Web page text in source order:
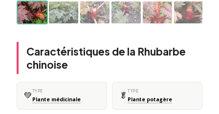
Caractéristiques de la Rhubarbe
chinoise
💚TYPE
Plante médicinale 🥬 TYPE
Plante potagère